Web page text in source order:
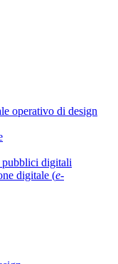
operativo di design
pubblici digitali
digitale (e-